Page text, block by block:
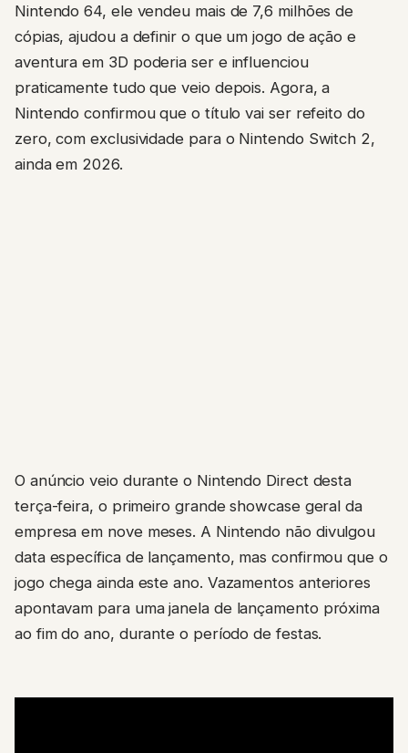
Nintendo 64, ele vendeu mais de 7,6 milhões de
cópias, ajudou a definir o que um jogo de ação e
aventura em 3D poderia ser e influenciou
praticamente tudo que veio depois. Agora, a
Nintendo confirmou que o título vai ser refeito do
zero, com exclusividade para o Nintendo Switch 2,
ainda em 2026.
O anúncio veio durante o Nintendo Direct desta
terça-feira, o primeiro grande showcase geral da
empresa em nove meses. A Nintendo não divulgou
data específica de lançamento, mas confirmou que o
jogo chega ainda este ano. Vazamentos anteriores
apontavam para uma janela de lançamento próxima
ao fim do ano, durante o período de festas.